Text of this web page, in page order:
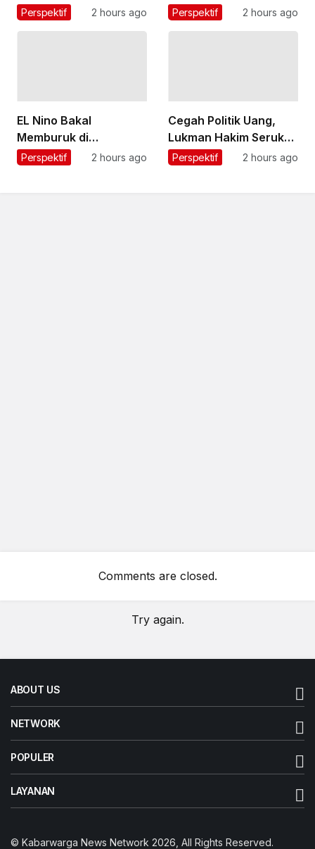
Curhat Menunggu 8
Perspektif 2 hours ago
Bertahun-tahun
Perspektif 2 hours ago
EL Nino Bakal
Memburuk di
Desember, PBB
Perspektif 2 hours ago
Cegah Politik Uang,
Lukman Hakim Serukan
Pemilihan Rais Aam
Perspektif 2 hours ago
Comments are closed.
Try again.
ABOUT US
NETWORK
POPULER
LAYANAN
© Kabarwarga News Network 2026, All Rights Reserved.